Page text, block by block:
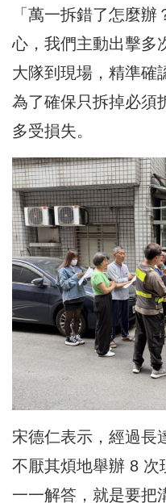
「萬一拆錯了怎麼
心，我們主動出擊多
大隊到現場，精準確
為了確保只拆掉必須
多受損失。
宋德仁表示，經過長
不厭其煩地舉辦 8 次
一一解答，就是要把